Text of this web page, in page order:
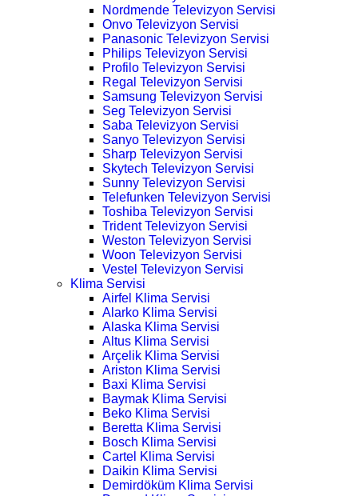
Nordmende Televizyon Servisi
Onvo Televizyon Servisi
Panasonic Televizyon Servisi
Philips Televizyon Servisi
Profilo Televizyon Servisi
Regal Televizyon Servisi
Samsung Televizyon Servisi
Seg Televizyon Servisi
Saba Televizyon Servisi
Sanyo Televizyon Servisi
Sharp Televizyon Servisi
Skytech Televizyon Servisi
Sunny Televizyon Servisi
Telefunken Televizyon Servisi
Toshiba Televizyon Servisi
Trident Televizyon Servisi
Weston Televizyon Servisi
Woon Televizyon Servisi
Vestel Televizyon Servisi
Klima Servisi
Airfel Klima Servisi
Alarko Klima Servisi
Alaska Klima Servisi
Altus Klima Servisi
Arçelik Klima Servisi
Ariston Klima Servisi
Baxi Klima Servisi
Baymak Klima Servisi
Beko Klima Servisi
Beretta Klima Servisi
Bosch Klima Servisi
Cartel Klima Servisi
Daikin Klima Servisi
Demirdöküm Klima Servisi